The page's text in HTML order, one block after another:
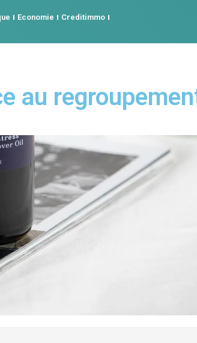
Economie
Creditimmo
au